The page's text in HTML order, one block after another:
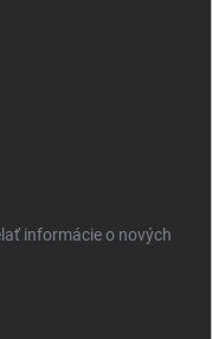
informácie o nových